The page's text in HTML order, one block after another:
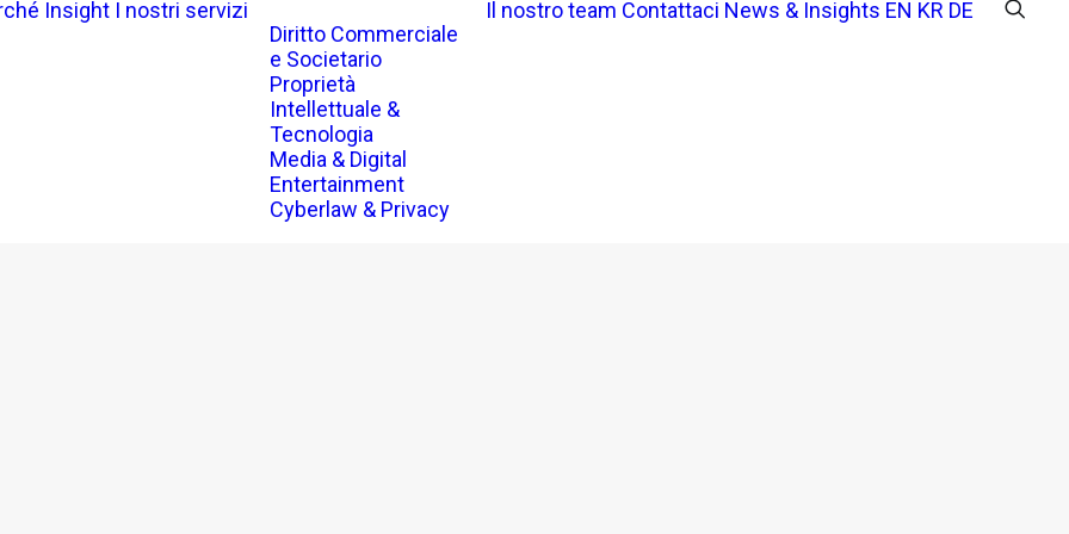
Insight I nostri servizi
Diritto Commerciale
e Societario
Proprietà
Intellettuale &
Tecnologia
Media & Digital
Entertainment
Cyberlaw & Privacy
Il nostro team Contattaci News & Insights EN KR DE